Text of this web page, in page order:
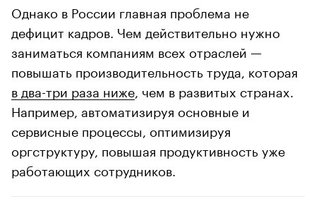
Однако в России главная проблема не
дефицит кадров. Чем действительно нужно
заниматься компаниям всех отраслей —
повышать производительность труда, которая
в два-три раза ниже , чем в развитых странах.
Например, автоматизируя основные и
сервисные процессы, оптимизируя
оргструктуру, повышая продуктивность уже
работающих сотрудников.